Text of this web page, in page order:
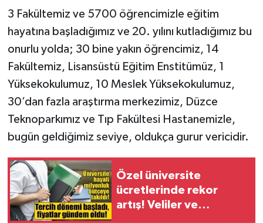
3 Fakültemiz ve 5700 öğrencimizle eğitim
hayatına başladığımız ve 20. yılını kutladığımız bu
onurlu yolda; 30 bine yakın öğrencimiz, 14
Fakültemiz, Lisansüstü Eğitim Enstitümüz, 1
Yüksekokulumuz, 10 Meslek Yüksekokulumuz,
30’dan fazla araştırma merkezimiz, Düzce
Teknoparkımız ve Tıp Fakültesi Hastanemizle,
bugün geldiğimiz seviye, oldukça gurur vericidir.
Özel üniversite
ücretlerinde rekor
artış! Veliler ve